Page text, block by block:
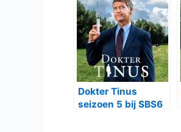
Dokter Tinus
seizoen 5 bij SBS6